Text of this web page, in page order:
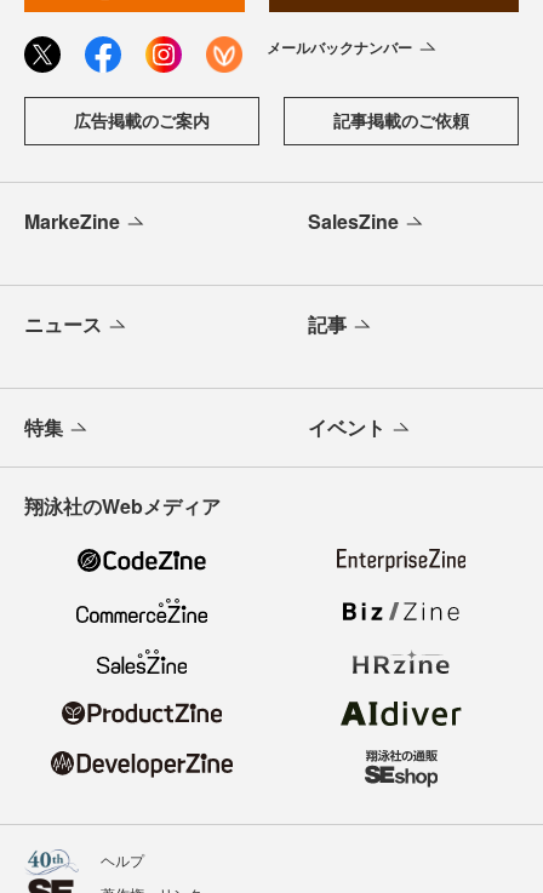
メールバックナンバー
広告掲載のご案内 記事掲載のご依頼
MarkeZine SalesZine
ニュース 記事
特集 イベント
翔泳社のWebメディア
ヘルプ